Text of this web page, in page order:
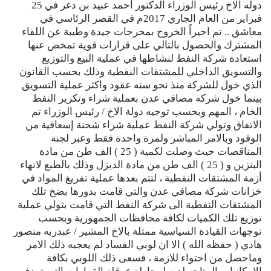
دوله الاخ رئيس الوزراء الدكتور أحمد عبيد بن دغر في 25
فبراير من العام الجاري 2017م في القصر الرئاسي في
معاشق .. تم اخيراً الخروح بمخرجات جيدة وطيبة عن اللقاء
المشترك والحصول بالتالي على قرارات قوية تمخض عنها
استعادة شركة النفط لنشاطها في عملية البيع والتوزيع
والتسويق الداخلي للمشتقات النفطية وذلك بحسب القانون
الذي خول للشركة منذ نحو سته عقود واكثر عملية التسويق
بينما خول شركه مصافي عدن بعملية شراء وتكرير النفط
الخام ، المهم وبحسب توجيه دولة الاخ / رئيس الوزراء تم
الاتفاق وتولي شركة النفط عملية شراء شحنة إسعافية من
الوقود وبالامر المباشر ولمرة واحدة فقط وعبر لجنة
المناقصات حيث وصلت لكمية ( 25 ) الف طن من مادة
البنزين و ( 25 ) الف طن من مادة الديزل وذلك بالطبع لانهاء
أزمة المشتقات النفطية ، لتتم بعدها عملية تفريغ المواد في
خزانات شركة مصافي عدن والتي قامت بدورها بضخ تلك
المشتقات النفطية الى شركة النفط التي قامت بتولي عملية
توزيع تلك الكميات لكافة محافظات الجمهورية وبحسب
توجهات القيادة السياسية ممثلة بالاخ المشير / عبدربه منصور
هادي ( حفظه الله ) الا ان لوبي الفساد لم يعجبه ذلك الامر
وماحصل من احتواء للازمة ، فسعى ذلك اللوبي بكافة